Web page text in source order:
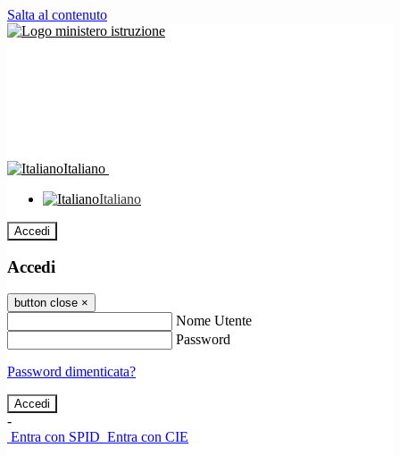
Salta al contenuto
Italiano
Italiano
Accedi
Accedi
button close ×
Nome Utente
Password
Password dimenticata?
-
Entra con SPID Entra con CIE